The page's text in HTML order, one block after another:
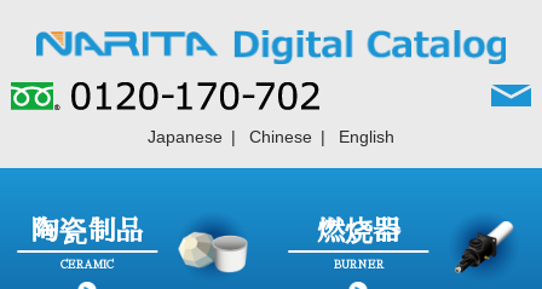
Japanese Chinese English
陶瓷制品
CERAMIC
燃烧器
BURNER